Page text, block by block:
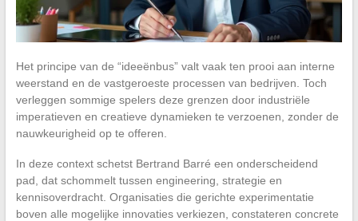
Het principe van de “ideeënbus” valt vaak ten prooi aan interne
weerstand en de vastgeroeste processen van bedrijven. Toch
verleggen sommige spelers deze grenzen door industriële
imperatieven en creatieve dynamieken te verzoenen, zonder de
nauwkeurigheid op te offeren.
In deze context schetst Bertrand Barré een onderscheidend
pad, dat schommelt tussen engineering, strategie en
kennisoverdracht. Organisaties die gerichte experimentatie
boven alle mogelijke innovaties verkiezen, constateren concrete